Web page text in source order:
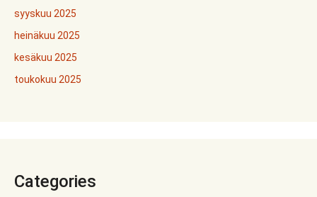
syyskuu 2025
heinäkuu 2025
kesäkuu 2025
toukokuu 2025
Categories